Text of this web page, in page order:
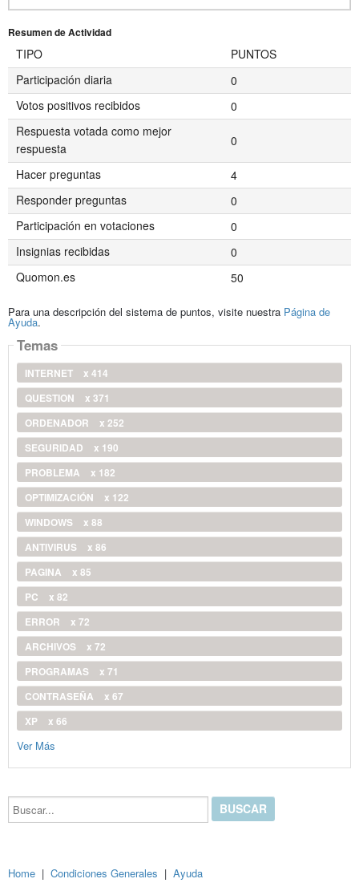
Resumen de Actividad
TIPO
PUNTOS
Participación diaria
0
Votos positivos recibidos
0
Respuesta votada como mejor
respuesta
0
Hacer preguntas
4
Responder preguntas
0
Participación en votaciones
0
Insignias recibidas
0
Quomon.es
50
Para una descripción del sistema de puntos, visite nuestra Página de
Ayuda.
Temas
INTERNET
x 414
QUESTION
x 371
ORDENADOR
x 252
SEGURIDAD
x 190
PROBLEMA
x 182
OPTIMIZACIÓN
x 122
WINDOWS
x 88
ANTIVIRUS
x 86
PAGINA
x 85
PC
x 82
ERROR
x 72
ARCHIVOS
x 72
PROGRAMAS
x 71
CONTRASEÑA
x 67
XP
x 66
Ver Más
Buscar...
Home | Condiciones Generales | Ayuda